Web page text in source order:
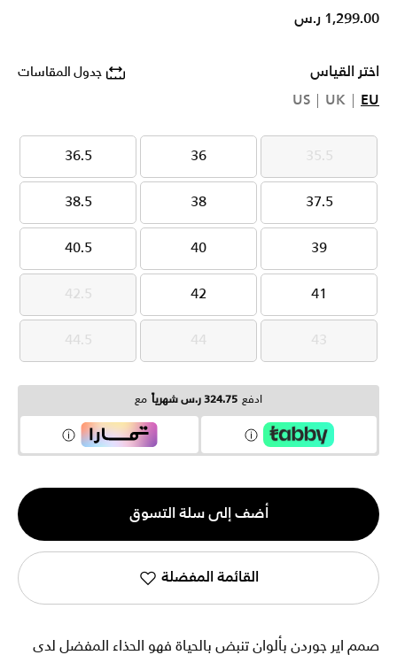
1,299.00 ر.س
اختر القياس جدول المقاسات
EU
UK
US
35.5
35.5
36
36
36.5
36.5
37.5
37.5
38
38
38.5
38.5
39
39
40
40
40.5
40.5
41
41
42
42
42.5
42.5
43
43
44
44
44.5
44.5
ادفع 324.75 ر.س شهرياً مع
الكمية
1
أضف إلى سلة التسوق
القائمة المفضلة
صمم اير جوردن بألوان تنبض بالحياة فهو الحذاء المفضل لدى